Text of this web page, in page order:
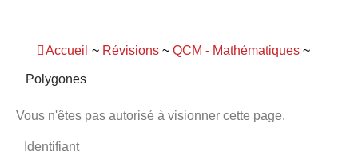
Accueil ~ Révisions ~ QCM - Mathématiques ~
Polygones
Vous n'êtes pas autorisé à visionner cette page.
Identifiant